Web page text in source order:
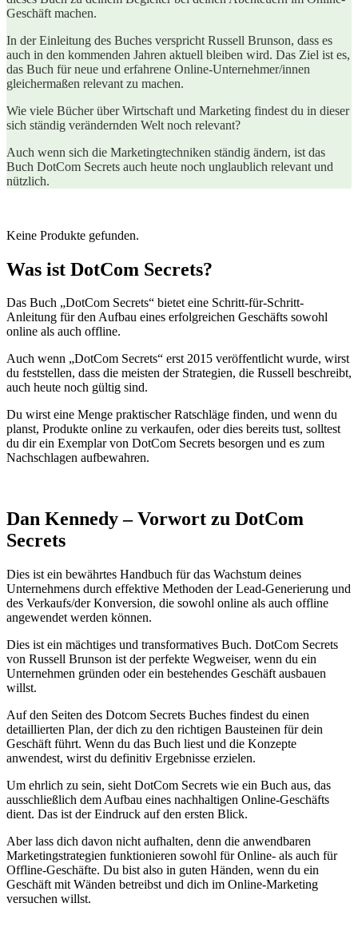
Geschäft machen.
In der Einleitung des Buches verspricht Russell Brunson, dass es
auch in den kommenden Jahren aktuell bleiben wird. Das Ziel ist es,
das Buch für neue und erfahrene Online-Unternehmer/innen
gleichermaßen relevant zu machen.
Wie viele Bücher über Wirtschaft und Marketing findest du in dieser
sich ständig verändernden Welt noch relevant?
Auch wenn sich die Marketingtechniken ständig ändern, ist das
Buch DotCom Secrets auch heute noch unglaublich relevant und
nützlich.
Keine Produkte gefunden.
Was ist DotCom Secrets?
Das Buch „DotCom Secrets“ bietet eine Schritt-für-Schritt-
Anleitung für den Aufbau eines erfolgreichen Geschäfts sowohl
online als auch offline.
Auch wenn „DotCom Secrets“ erst 2015 veröffentlicht wurde, wirst
du feststellen, dass die meisten der Strategien, die Russell beschreibt,
auch heute noch gültig sind.
Du wirst eine Menge praktischer Ratschläge finden, und wenn du
planst, Produkte online zu verkaufen, oder dies bereits tust, solltest
du dir ein Exemplar von DotCom Secrets besorgen und es zum
Nachschlagen aufbewahren.
Dan Kennedy – Vorwort zu DotCom
Secrets
Dies ist ein bewährtes Handbuch für das Wachstum deines
Unternehmens durch effektive Methoden der Lead-Generierung und
des Verkaufs/der Konversion, die sowohl online als auch offline
angewendet werden können.
Dies ist ein mächtiges und transformatives Buch. DotCom Secrets
von Russell Brunson ist der perfekte Wegweiser, wenn du ein
Unternehmen gründen oder ein bestehendes Geschäft ausbauen
willst.
Auf den Seiten des Dotcom Secrets Buches findest du einen
detaillierten Plan, der dich zu den richtigen Bausteinen für dein
Geschäft führt. Wenn du das Buch liest und die Konzepte
anwendest, wirst du definitiv Ergebnisse erzielen.
Um ehrlich zu sein, sieht DotCom Secrets wie ein Buch aus, das
ausschließlich dem Aufbau eines nachhaltigen Online-Geschäfts
dient. Das ist der Eindruck auf den ersten Blick.
Aber lass dich davon nicht aufhalten, denn die anwendbaren
Marketingstrategien funktionieren sowohl für Online- als auch für
Offline-Geschäfte. Du bist also in guten Händen, wenn du ein
Geschäft mit Wänden betreibst und dich im Online-Marketing
versuchen willst.